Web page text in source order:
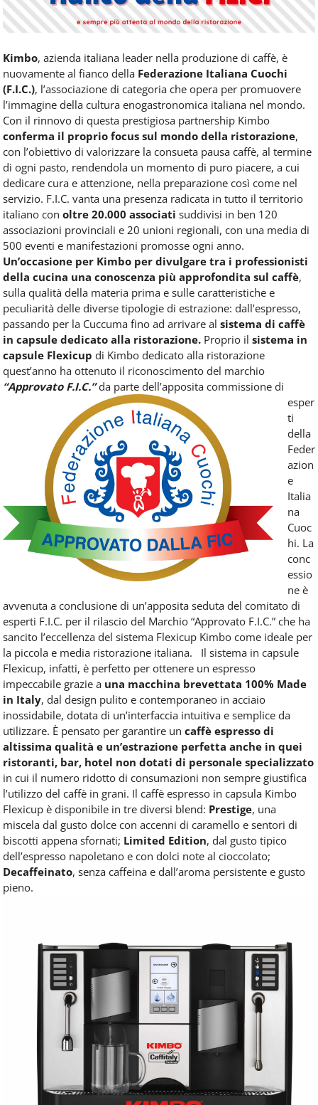
Kimbo, azienda italiana leader nella produzione di caffè, è
nuovamente al fianco della Federazione Italiana Cuochi
(F.I.C.), l’associazione di categoria che opera per promuovere
l’immagine della cultura enogastronomica italiana nel mondo.
Con il rinnovo di questa prestigiosa partnership Kimbo
conferma il proprio focus sul mondo della ristorazione,
con l’obiettivo di valorizzare la consueta pausa caffè, al termine
di ogni pasto, rendendola un momento di puro piacere, a cui
dedicare cura e attenzione, nella preparazione così come nel
servizio. F.I.C. vanta una presenza radicata in tutto il territorio
italiano con oltre 20.000 associati suddivisi in ben 120
associazioni provinciali e 20 unioni regionali, con una media di
500 eventi e manifestazioni promosse ogni anno.
Un’occasione per Kimbo per divulgare tra i professionisti
della cucina una conoscenza più approfondita sul caffè,
sulla qualità della materia prima e sulle caratteristiche e
peculiarità delle diverse tipologie di estrazione: dall’espresso,
passando per la Cuccuma fino ad arrivare al sistema di caffè
in capsule dedicato alla ristorazione. Proprio il sistema in
capsule Flexicup di Kimbo dedicato alla ristorazione
quest’anno ha ottenuto il riconoscimento del marchio
“Approvato F.I.C.” da parte dell’apposita commissione di
esper
ti
della
Feder
azion
e
Italia
na
Cuoc
hi. La
conc
essio
ne è
avvenuta a conclusione di un’apposita seduta del comitato di
esperti F.I.C. per il rilascio del Marchio “Approvato F.I.C.” che ha
sancito l’eccellenza del sistema Flexicup Kimbo come ideale per
la piccola e media ristorazione italiana. Il sistema in capsule
Flexicup, infatti, è perfetto per ottenere un espresso
impeccabile grazie a una macchina brevettata 100% Made
in Italy, dal design pulito e contemporaneo in acciaio
inossidabile, dotata di un’interfaccia intuitiva e semplice da
utilizzare. È pensato per garantire un caffè espresso di
altissima qualità e un’estrazione perfetta anche in quei
ristoranti, bar, hotel non dotati di personale specializzato
in cui il numero ridotto di consumazioni non sempre giustifica
l’utilizzo del caffè in grani. Il caffè espresso in capsula Kimbo
Flexicup è disponibile in tre diversi blend: Prestige, una
miscela dal gusto dolce con accenni di caramello e sentori di
biscotti appena sfornati; Limited Edition, dal gusto tipico
dell’espresso napoletano e con dolci note al cioccolato;
Decaffeinato, senza caffeina e dall’aroma persistente e gusto
pieno.